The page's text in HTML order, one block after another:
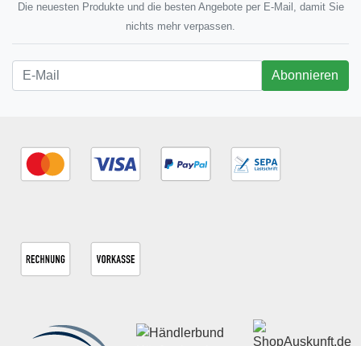
Die neuesten Produkte und die besten Angebote per E-Mail, damit Sie
nichts mehr verpassen.
Newsletter
Abonnieren